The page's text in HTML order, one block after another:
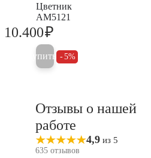
Цветник
AM5121
10.400₽
Купить 5%
Отзывы о нашей
работе
4,9 из 5
635 отзывов